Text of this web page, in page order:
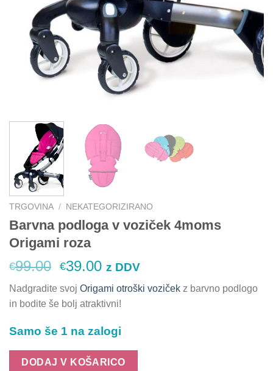
TRGOVINA / NEKATEGORIZIRANO
Barvna podloga v voziček 4moms
Origami roza
€99.00 Izvirna
je
bila:
€99.00.
€39.00Trenutna
cena
je:
€39.00.
z DDV
Nadgradite svoj Origami otroški voziček z barvno podlogo
in bodite še bolj atraktivni!
Samo še 1 na zalogi
DODAJ V KOŠARICO